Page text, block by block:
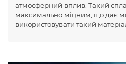
атмосферний вплив. Такий
максимально міцним, що дає
використовувати такий